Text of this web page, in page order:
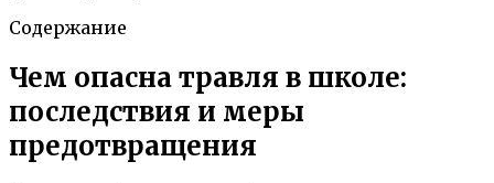
Содержание
Чем опасна травля в школе:
последствия и меры
предотвращения